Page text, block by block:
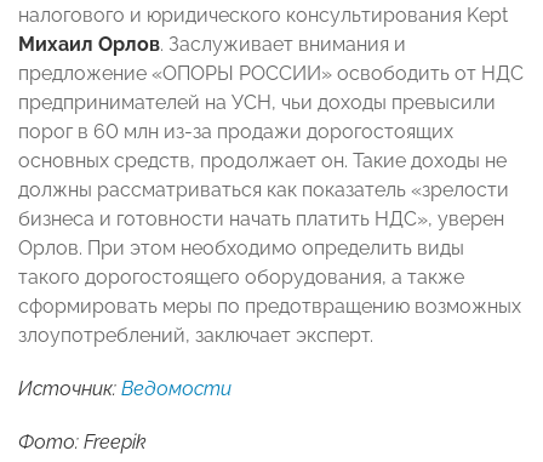
налогового и юридического консультирования Kept
Михаил Орлов. Заслуживает внимания и
предложение «ОПОРЫ РОССИИ» освободить от НДС
предпринимателей на УСН, чьи доходы превысили
порог в 60 млн из-за продажи дорогостоящих
основных средств, продолжает он. Такие доходы не
должны рассматриваться как показатель «зрелости
бизнеса и готовности начать платить НДС», уверен
Орлов. При этом необходимо определить виды
такого дорогостоящего оборудования, а также
сформировать меры по предотвращению возможных
злоупотреблений, заключает эксперт.
Источник: Ведомости
Фото: Freepik